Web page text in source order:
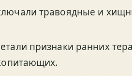
травоядные и
признаки ранних